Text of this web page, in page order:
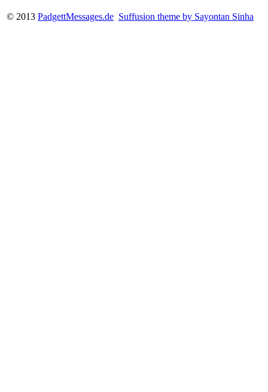
© 2013 PadgettMessages.de Suffusion theme by Sayontan Sinha